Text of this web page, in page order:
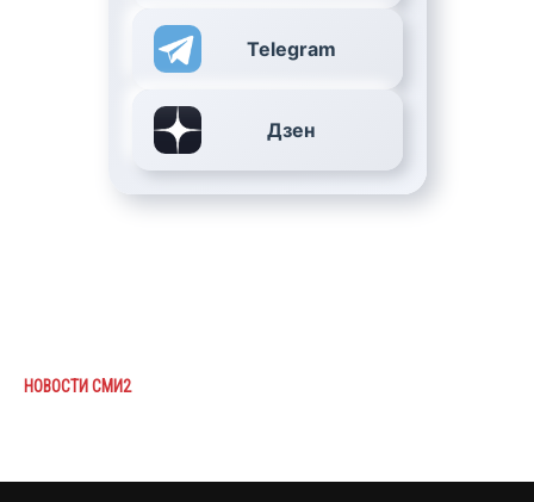
Telegram
Дзен
НОВОСТИ СМИ2